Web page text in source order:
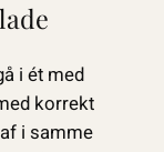
i ét med
korrekt
i samme